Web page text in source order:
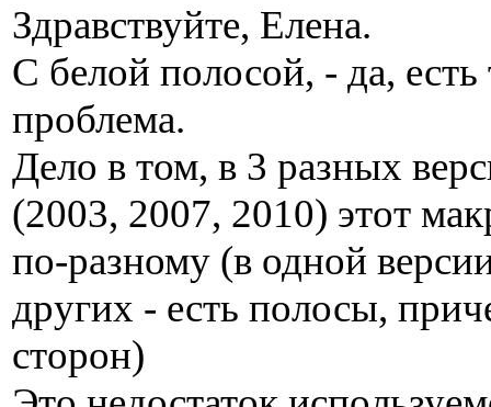
Здравствуйте, Елена.
C белой полосой, - да, есть
проблема.
Дело в том, в 3 разных
(2003, 2007, 2010) этот
по-разному (в одной
других - есть полосы,
сторон)